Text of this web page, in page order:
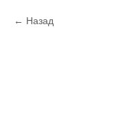
Назад